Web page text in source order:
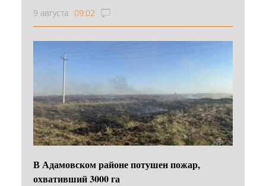
9 августа 09:02
В Адамовском районе потушен пожар,
охвативший 3000 га